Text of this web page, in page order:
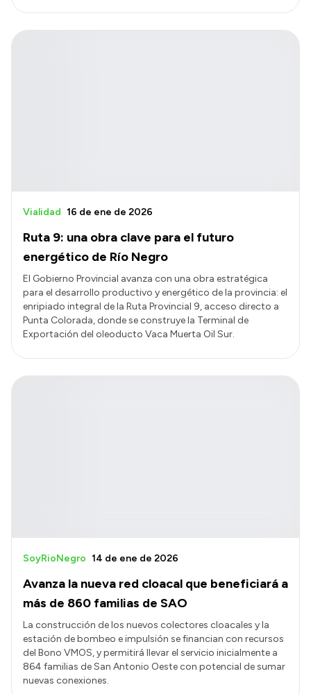
Ruta 9: una obra clave para el futuro
energético de Río Negro
Vialidad 16 de ene de 2026
El Gobierno Provincial avanza con una obra estratégica
para el desarrollo productivo y energético de la provincia: el
enripiado integral de la Ruta Provincial 9, acceso directo a
Punta Colorada, donde se construye la Terminal de
Exportación del oleoducto Vaca Muerta Oil Sur.
Avanza la nueva red cloacal que beneficiará a
más de 860 familias de SAO
SoyRioNegro 14 de ene de 2026
La construcción de los nuevos colectores cloacales y la
estación de bombeo e impulsión se financian con recursos
del Bono VMOS, y permitirá llevar el servicio inicialmente a
864 familias de San Antonio Oeste con potencial de sumar
nuevas conexiones.